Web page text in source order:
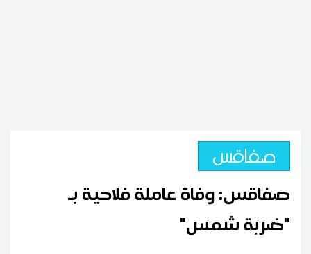
صفاقس
صفاقس: وفاة عاملة فلاحية بـ
"ضربة شمس"